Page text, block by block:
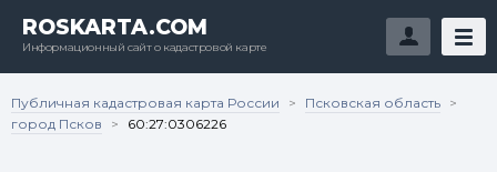
ROSKARTA.COM
Информационный сайт о кадастровой карте
Публичная кадастровая карта России > Псковская область >
город Псков
> 60:27:0306226